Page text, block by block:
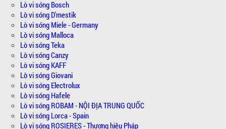
Lò vi sóng Bosch
Lò vi sóng D'mestik
Lò vi sóng Miele - Germany
Lò vi sóng Malloca
Lò vi sóng Teka
Lò vi sóng Canzy
Lò vi sóng KAFF
Lò vi sóng Giovani
Lò vi sóng Electrolux
Lò vi sóng Hafele
Lò vi sóng ROBAM - NỘI ĐỊA TRUNG QUỐC
Lò vi sóng Lorca - Spain
Lò vi sóng ROSIERES - Thương hiệu Pháp